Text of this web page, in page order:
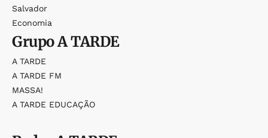
Salvador
Economia
GrupoA TARDE
A TARDE
A TARDE FM
MASSA!
A TARDE EDUCAÇÃO